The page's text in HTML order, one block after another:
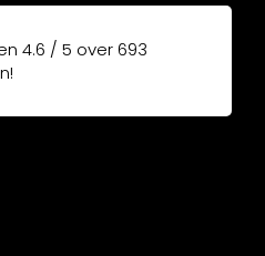
4.6 / 5 over693